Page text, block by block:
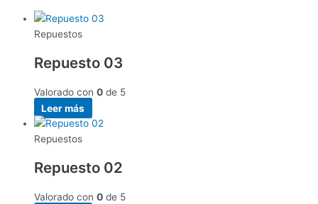
Repuestos
Repuesto 03
Valorado con 0 de 5
Leer más
Repuestos
Repuesto 02
Valorado con 0 de 5